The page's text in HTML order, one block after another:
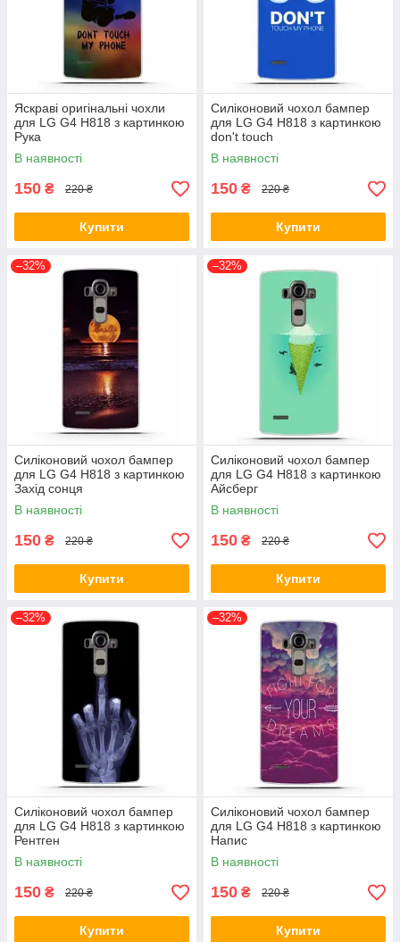
Яскраві оригінальні чохли
для LG G4 H818 з картинкою
Рука
В наявності
150 ₴ 220 ₴
Купити
Силіконовий чохол бампер
для LG G4 H818 з картинкою
don't touch
В наявності
150 ₴ 220 ₴
Купити
–32%
Силіконовий чохол бампер
для LG G4 H818 з картинкою
Захід сонця
В наявності
150 ₴ 220 ₴
Купити
–32%
Силіконовий чохол бампер
для LG G4 H818 з картинкою
Айсберг
В наявності
150 ₴ 220 ₴
Купити
–32%
Силіконовий чохол бампер
для LG G4 H818 з картинкою
Рентген
В наявності
150 ₴ 220 ₴
Купити
–32%
Силіконовий чохол бампер
для LG G4 H818 з картинкою
Напис
В наявності
150 ₴ 220 ₴
Купити